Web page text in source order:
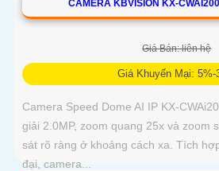
CAMERA KBVISION KX-
Giá Bán: liên hệ
Giá Khuyến Mại: 5%-
Camera Speed Dome AI IP KX-
giải 2.0MP, zoom quang 25x và zoom
sát rõ ràng ở khoảng cách xa. Tích
đại, camera...